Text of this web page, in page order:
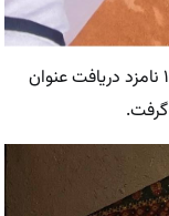
نگین حق دوست مدل ۲۴ ساله ایرانی در بین ۱۰۰ نامزد دریافت عنوان
گرفت.